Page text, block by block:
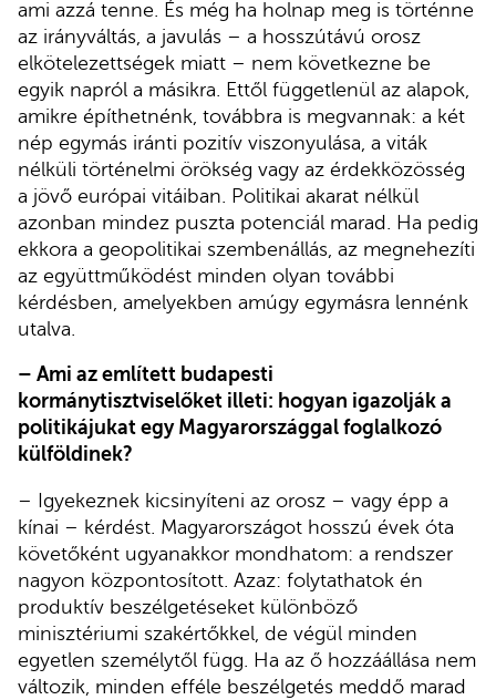
ami azzá tenne. És még ha holnap meg is történne
az irányváltás, a javulás – a hosszútávú orosz
elkötelezettségek miatt – nem következne be
egyik napról a másikra. Ettől függetlenül az alapok,
amikre építhetnénk, továbbra is megvannak: a két
nép egymás iránti pozitív viszonyulása, a viták
nélküli történelmi örökség vagy az érdekközösség
a jövő európai vitáiban. Politikai akarat nélkül
azonban mindez puszta potenciál marad. Ha pedig
ekkora a geopolitikai szembenállás, az megnehezíti
az együttműködést minden olyan további
kérdésben, amelyekben amúgy egymásra lennénk
utalva.
– Ami az említett budapesti
kormánytisztviselőket illeti: hogyan igazolják a
politikájukat egy Magyarországgal foglalkozó
külföldinek?
– Igyekeznek kicsinyíteni az orosz – vagy épp a
kínai – kérdést. Magyarországot hosszú évek óta
követőként ugyanakkor mondhatom: a rendszer
nagyon központosított. Azaz: folytathatok én
produktív beszélgetéseket különböző
minisztériumi szakértőkkel, de végül minden
egyetlen személytől függ. Ha az ő hozzáállása nem
változik, minden efféle beszélgetés meddő marad